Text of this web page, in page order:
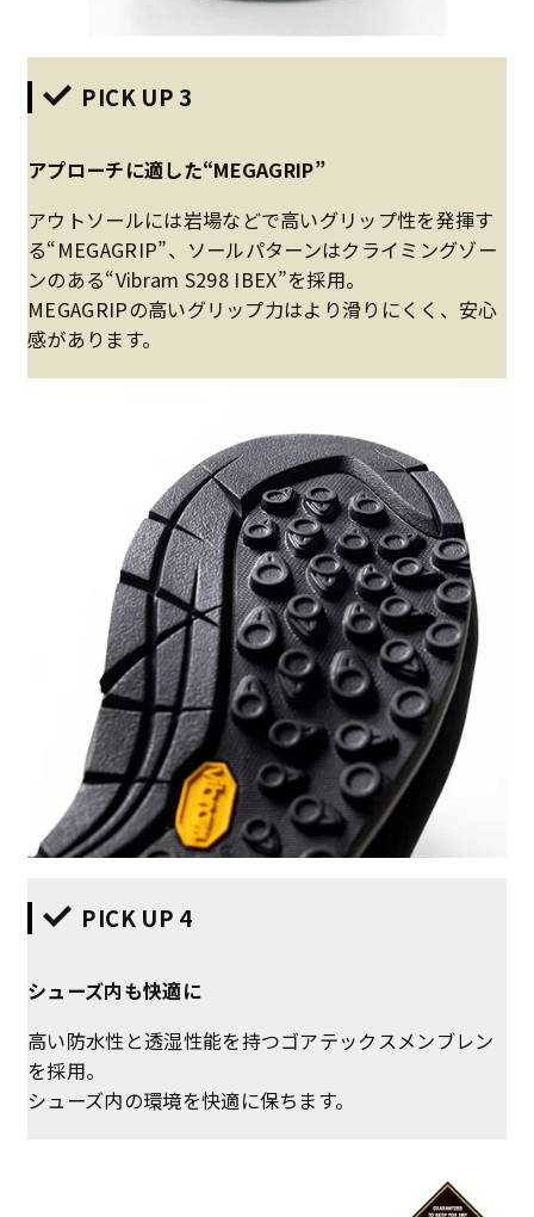
PICK UP 3
アプローチに適した“MEGAGRIP”
アウトソールには岩場などで高いグリップ性を発揮す
る“MEGAGRIP”、ソールパターンはクライミングゾー
ンのある“Vibram S298 IBEX”を採用。
MEGAGRIPの高いグリップ力はより滑りにくく、安心
感があります。
PICK UP 4
シューズ内も快適に
高い防水性と透湿性能を持つゴアテックスメンブレン
を採用。
シューズ内の環境を快適に保ちます。